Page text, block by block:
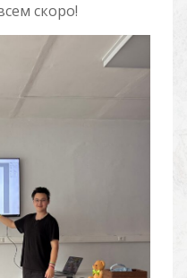
скоро!